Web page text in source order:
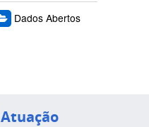
Dados Abertos
Atuação